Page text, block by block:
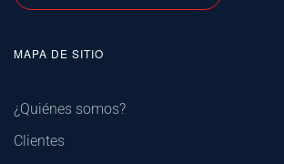
MAPA DE SITIO
¿Quiénes somos?
Clientes